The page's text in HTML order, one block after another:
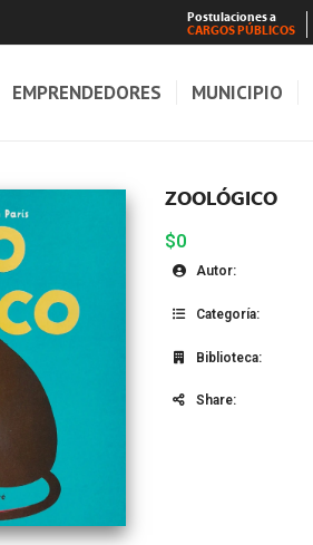
Postulaciones a
CARGOS PÚBLICOS
EMPRENDEDORES MUNICIPIO
ZOOLÓGICO
$0
Autor:
Categoría:
Biblioteca:
Share: